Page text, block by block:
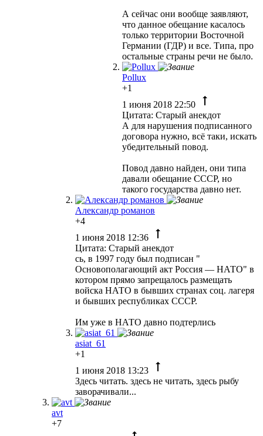
А сейчас они вообще заявляют,
что данное обещание касалось
только территории Восточной
Германии (ГДР) и все. Типа, про
остальные страны речи не было.
Pollux
+1
1 июня 2018 22:50
Цитата: Старый анекдот
А для нарушения подписанного
договора нужно, всё таки, искать
убедительный повод.
Повод давно найден, они типа
давали обещание СССР, но
такого государства давно нет.
Александр романов
+4
1 июня 2018 12:36
Цитата: Старый анекдот
сь, в 1997 году был подписан "
Основополагающий акт Россия — НАТО" в
котором прямо запрещалось размещать
войска НАТО в бывших странах соц. лагеря
и бывших республиках СССР.
Им уже в НАТО давно подтерлись
asiat_61
+1
1 июня 2018 13:23
Здесь читать. здесь не читать, здесь рыбу
заворачивали...
avt
+7